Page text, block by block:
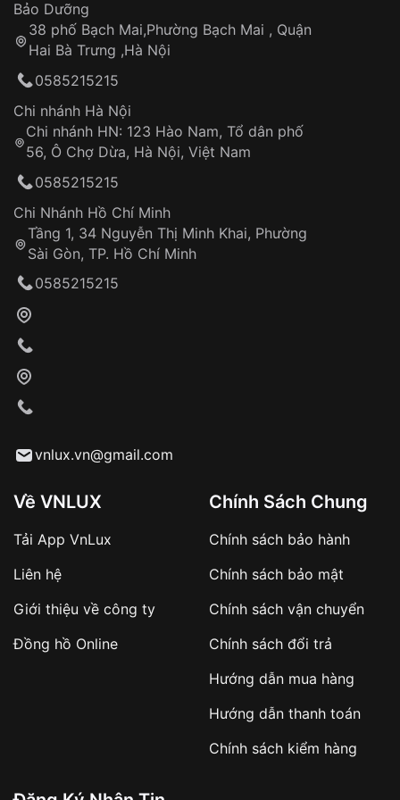
Thời gian tính từ khi xác nhận đơn hàng thành
công
Hotline: 0585 215 215
Từ khóa SEO:
Khách hàng kiểm tra và thanh toán trực tiếp
Từ khóa SEO:
sản phẩm đặc biệt
hàng
Số tiền còn lại thanh toán khi nhận hàng hoặc
✔️ Đảm bảo xử lý đơn hàng nhanh chóng
✔️ Hạn chế tình trạng hủy đơn không mong
Sản phẩm đã bị:
Tự ý sửa chữa
thống VNLUX
Đảm bảo quyền lợi khách hàng
Đồng hành cùng khách hàng trong suốt quá
trình sử dụng
Bảo Dưỡng
38 phố Bạch Mai,Phường Bạch Mai , Quận
Hai Bà Trưng ,Hà Nội
0585215215
Chi nhánh Hà Nội
Chi nhánh HN: 123 Hào Nam, Tổ dân phố
56, Ô Chợ Dừa, Hà Nội, Việt Nam
0585215215
Chi Nhánh Hồ Chí Minh
Tầng 1, 34 Nguyễn Thị Minh Khai, Phường
Sài Gòn, TP. Hồ Chí Minh
0585215215
vnlux.vn@gmail.com
Về VNLUX
Tải App VnLux
Liên hệ
Giới thiệu về công ty
Đồng hồ Online
Chính Sách Chung
Chính sách bảo hành
Chính sách bảo mật
Chính sách vận chuyển
Chính sách đổi trả
Hướng dẫn mua hàng
Hướng dẫn thanh toán
Chính sách kiểm hàng